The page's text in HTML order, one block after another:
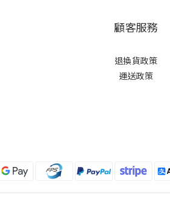
顧客服務
退換貨政策
運送政策